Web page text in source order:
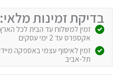
בדיקת זמינות מלאי:
אקספרס עד 2 ימי עסקים
תל-אביב